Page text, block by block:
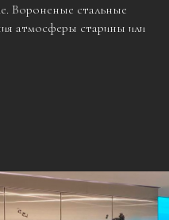
Вороненые стальные
атмосферы старины или